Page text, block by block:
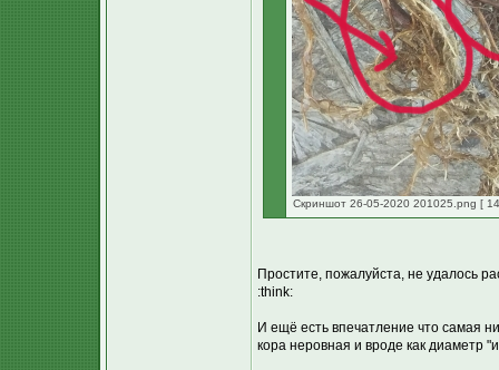
Скриншот 26-05-2020 201025.png [
Простите, пожалуйста, не удалось
:think:
И ещё есть впечатление что самая
кора неровная и вроде как диаметр